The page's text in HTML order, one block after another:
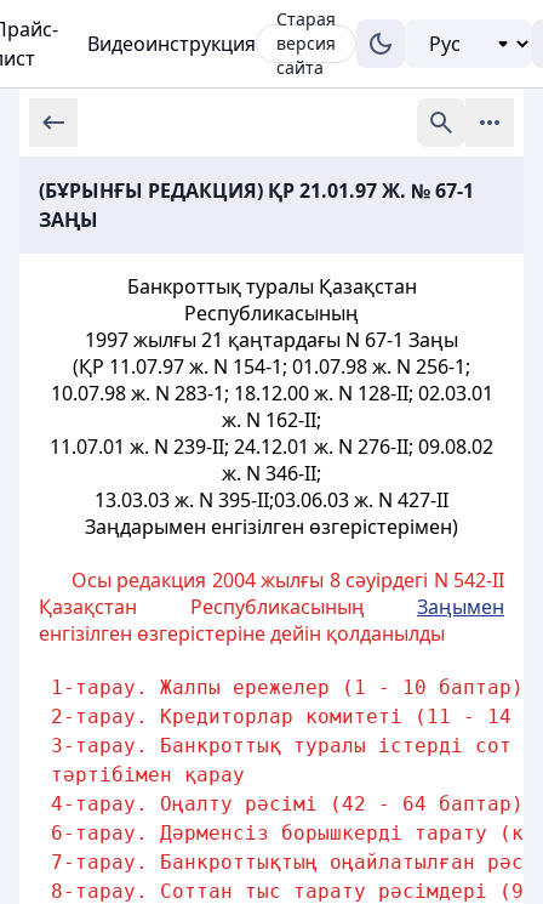
Видеоинструкция
Старая
версия
сайта
(БҰРЫНҒЫ РЕДАКЦИЯ) ҚР 21.01.97 Ж. № 67-1
ЗАҢЫ
Банкроттық туралы Қазақстан
Республикасының
1997 жылғы 21 қаңтардағы N 67-1 Заңы
(ҚР 11.07.97 ж. N 154-1; 01.07.98 ж. N 256-1;
10.07.98 ж. N 283-1; 18.12.00 ж. N 128-II; 02.03.01
ж. N 162-II;
11.07.01 ж. N 239-II; 24.12.01 ж. N 276-II; 09.08.02
ж. N 346-II;
13.03.03 ж. N 395-II;03.06.03 ж. N 427-II
Заңдарымен енгізілген өзгерістерімен)
Осы редакция 2004 жылғы 8 сәуірдегі N 542-II
Қазақстан Республикасының Заңымен
енгізілген өзгерістеріне дейін қолданылды
1-тарау. Жалпы ережелер (1 - 10 баптар)
2-тарау. Кредиторлар комитеті (11 - 14
3-тарау. Банкроттық туралы істерді сот
тәртібімен қарау
4-тарау. Оңалту рәсімі (42 - 64 баптар)
6-тарау. Дәрменсіз борышкерді тарату
7-тарау. Банкроттықтың оңайлатылған
8-тарау. Соттан тыс тарату рәсімдері